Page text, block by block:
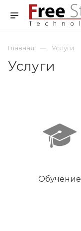
Главная Услуги
Услуги
Обучение